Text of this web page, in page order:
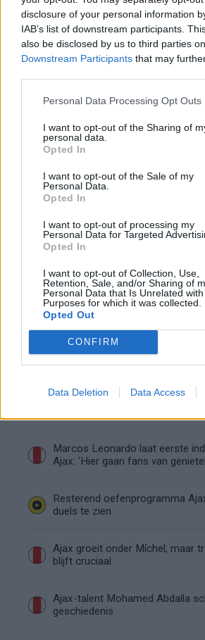
disclosure of your personal information
IAB’s list of downstream participants.
also be disclosed by us to third parties
Downstream Participants that may
Personal Data Processing Opt Outs
I want to opt-out of the Sharing of
personal data.
Opted In
I want to opt-out of the Sale of my
Personal Data.
Opted In
I want to opt-out of processing my
Personal Data for Targeted
Opted In
I want to opt-out of Collection, Use,
Retention, Sale, and/or Sharing of
Personal Data that Is Unrelated
Purposes for which it was collected.
Opted Out
CONFIRM
Data Deletion Data Access
samenwerking een vervolg krijgt.
Lees ook:
Hond reden afwezigheid Van der
Wilfred Genee
Genee: "Walgelijk"
Ajax ziet kans schoon: strijd om
Hart gaf de doorslag': Ouazane
Dit verdient Dusan Tadic bij NEC:
Ajax dicht bij komst Arokodare:
koopoptie van 22 miljoen
Ajax helpt Burnley uit de brand
sokken na blunder met tenues
Hakim Ziyech verhuurt opnieuw
Marcos Leonardo laat eerste
Ajax: 'Hier gaan fans van
Resterend oefenprogramma
duels te zien
Ajax groeit onder Míchel, maar
blijft cruciaal
Ajax-talent Mohamed Abdalla
geschiedenis